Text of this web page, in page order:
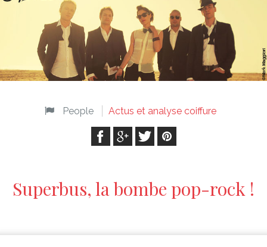
People Actus et analyse coiffure
Superbus, la bombe pop-rock !